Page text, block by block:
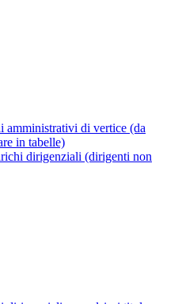
amministrativi di vertice (da
in tabelle)
dirigenziali (dirigenti non